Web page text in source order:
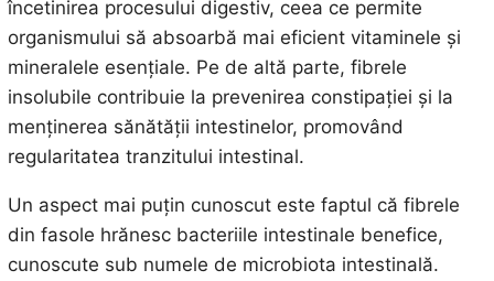
încetinirea procesului digestiv, ceea ce permite
organismului să absoarbă mai eficient vitaminele și
mineralele esențiale. Pe de altă parte, fibrele
insolubile contribuie la prevenirea constipației și la
menținerea sănătății intestinelor, promovând
regularitatea tranzitului intestinal.
Un aspect mai puțin cunoscut este faptul că fibrele
din fasole hrănesc bacteriile intestinale benefice,
cunoscute sub numele de microbiota intestinală.